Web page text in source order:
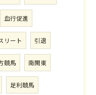
血行促進
リート 引退
競馬 南関東
足利競馬